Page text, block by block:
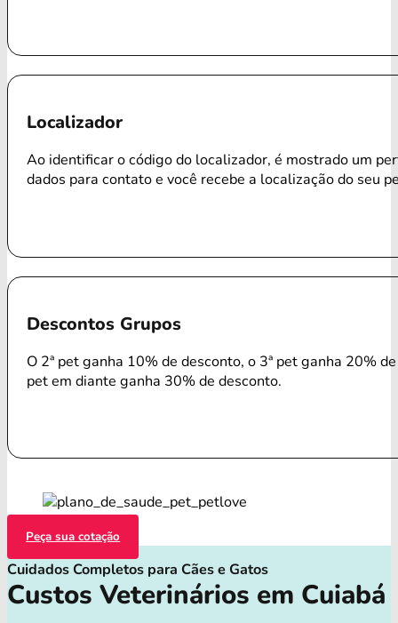
Localizador
Ao identificar o código do localizador, é mostrado um
dados para contato e você recebe a localização do seu
Descontos Grupos
O 2ª pet ganha 10% de desconto, o 3ª pet ganha 20%
pet em diante ganha 30% de desconto.
Peça sua cotação
Cuidados Completos para Cães e Gatos
Custos Veterinários em Cuiabá